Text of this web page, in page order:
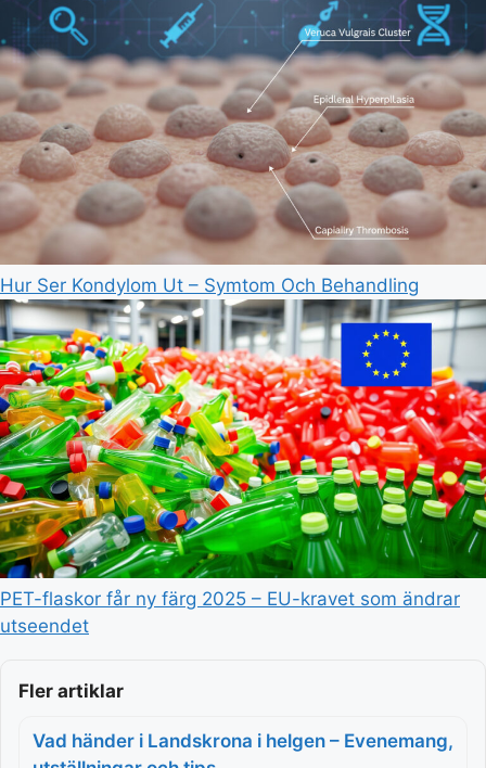
Hur Ser Kondylom Ut – Symtom Och Behandling
PET-flaskor får ny färg 2025 – EU-kravet som ändrar
utseendet
Fler artiklar
Vad händer i Landskrona i helgen – Evenemang,